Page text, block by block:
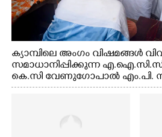
ക്യാമ്പിലെ അംഗം വിഷമങ്ങൾ
സമാധാനിപ്പിക്കുന്ന
കെ.സി വേണുഗോപാൽ
എക്സൈസ് വകുപ്പ് മന്ത്രി എം.